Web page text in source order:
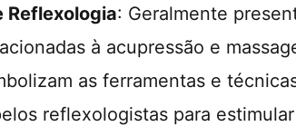
Reflexologia: Geralmente
à acupressão e
as ferramentas e
reflexologistas para